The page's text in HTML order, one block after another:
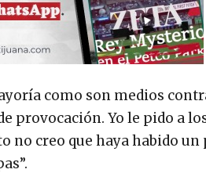
como son medios
provocación. Yo le pido a
no creo que haya habido